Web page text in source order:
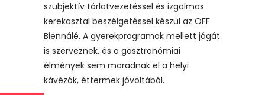
szubjektív tárlatvezetéssel és izgalmas
kerekasztal beszélgetéssel készül az OFF
Biennálé. A gyerekprogramok mellett jógát
is szerveznek, és a gasztronómiai
élmények sem maradnak el a helyi
kávézók, éttermek jóvoltából.